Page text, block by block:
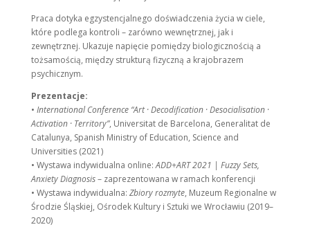
Praca dotyka egzystencjalnego doświadczenia życia w ciele,
które podlega kontroli – zarówno wewnętrznej, jak i
zewnętrznej. Ukazuje napięcie pomiędzy biologicznością a
tożsamością, między strukturą fizyczną a krajobrazem
psychicznym.
Prezentacje:
• International Conference “Art · Decodification · Desocialisation ·
Activation · Territory”, Universitat de Barcelona, Generalitat de
Catalunya, Spanish Ministry of Education, Science and
Universities (2021)
• Wystawa indywidualna online:ADD+ART 2021 | Fuzzy Sets,
Anxiety Diagnosis– zaprezentowana w ramach konferencji
• Wystawa indywidualna: Zbiory rozmyte, Muzeum Regionalne w
Środzie Śląskiej, Ośrodek Kultury i Sztuki we Wrocławiu (2019–
2020)